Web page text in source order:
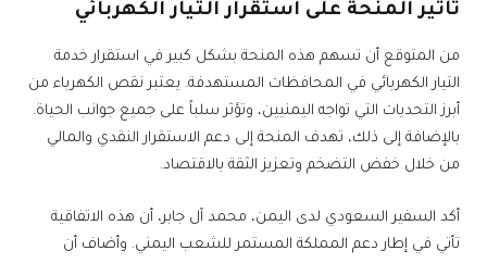
تأثير المنحة على استقرار التيار الكهربائي
من المتوقع أن تسهم هذه المنحة بشكل كبير في استقرار خدمة
التيار الكهربائي في المحافظات المستهدفة. يعتبر نقص الكهرباء من
أبرز التحديات التي تواجه اليمنيين، وتؤثر سلباً على جميع جوانب الحياة.
بالإضافة إلى ذلك، تهدف المنحة إلى دعم الاستقرار النقدي والمالي
من خلال خفض التضخم وتعزيز الثقة بالاقتصاد.
أكد السفير السعودي لدى اليمن، محمد آل جابر، أن هذه الاتفاقية
تأتي في إطار دعم المملكة المستمر للشعب اليمني. وأضاف أن